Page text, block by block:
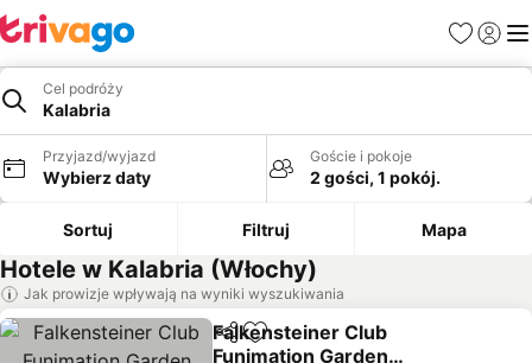
Ulubione
Cel podróży
Kalabria
Przyjazd/wyjazd
Wybierz daty
Goście i pokoje
2 gości, 1 pokój.
Sortuj Filtruj Mapa
Hotele w Kalabria (Włochy)
Jak prowizje wpływają na wyniki wyszukiwania
Udostępnij
Dodaj do ulubionych
Falkensteiner Club
Funimation Garden